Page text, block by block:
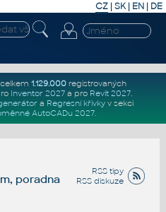
CZ | SK| EN | DE
1.129.000registrovaných
Inventor 2027a pro Revit 2027.
a Regresní křivkyv sekci
AutoCADu 2027.
RSS tipy
RSS diskuze
poradna